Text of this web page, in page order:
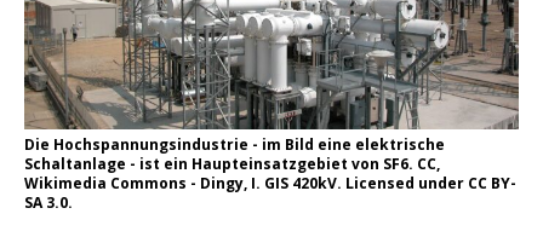
Die Hochspannungsindustrie - im Bild eine elektrische
Schaltanlage - ist ein Haupteinsatzgebiet von SF6. CC,
Wikimedia Commons - Dingy, I. GIS 420kV. Licensed under CC BY-
SA 3.0.